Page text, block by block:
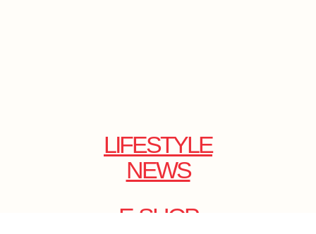
LIFESTYLE
NEWS
E-SHOP